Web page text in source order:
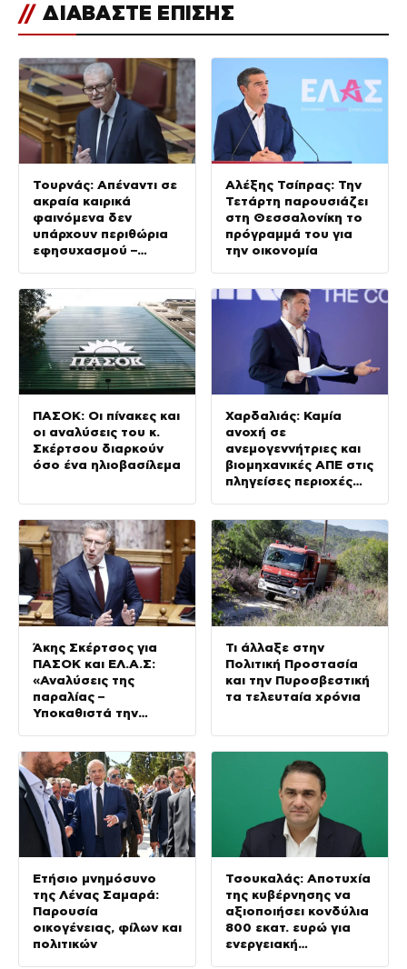
// ΔΙΑΒΑΣΤΕ ΕΠΙΣΗΣ
Τουρνάς: Απέναντι σε
ακραία καιρικά
φαινόμενα δεν
υπάρχουν περιθώρια
εφησυχασμού –
Αττικοβοιωτία
Αλέξης Τσίπρας: Την
Τετάρτη παρουσιάζει
στη Θεσσαλονίκη το
πρόγραμμά του για
την οικονομία
ΠΑΣΟΚ: Οι πίνακες και
οι αναλύσεις του κ.
Σκέρτσου διαρκούν
όσο ένα ηλιοβασίλεμα
Χαρδαλιάς: Καμία
ανοχή σε
ανεμογεννήτριες και
βιομηχανικές ΑΠΕ στις
πληγείσες περιοχές
Άκης Σκέρτσος για
ΠΑΣΟΚ και ΕΛ.Α.Σ:
«Αναλύσεις της
παραλίας –
Υποκαθιστά την
προπαγάνδα»
Τι άλλαξε στην
Πολιτική Προστασία
και την Πυροσβεστική
τα τελευταία χρόνια
Ετήσιο μνημόσυνο
της Λένας Σαμαρά:
Παρουσία
οικογένειας, φίλων και
πολιτικών
Τσουκαλάς: Αποτυχία
της κυβέρνησης να
αξιοποιήσει κονδύλια
800 εκατ. ευρώ για
ενεργειακή